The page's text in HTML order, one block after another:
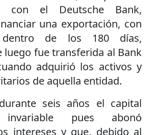
con el Deutsche Bank,
una exportación, con
dentro de los 180 días,
luego fue transferida al Bank
adquirió los activos y
de aquella entidad.
seis años el capital
invariable pues abonó
intereses y que, debido al